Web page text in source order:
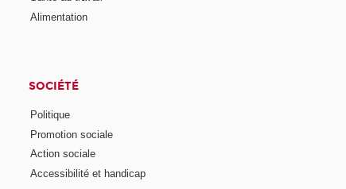
Alimentation
SOCIÉTÉ
Politique
Promotion sociale
Action sociale
Accessibilité et handicap